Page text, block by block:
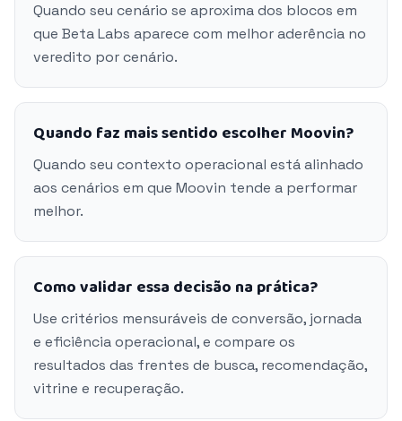
Quando seu cenário se aproxima dos blocos em
que Beta Labs aparece com melhor aderência no
veredito por cenário.
Quando faz mais sentido escolher Moovin?
Quando seu contexto operacional está alinhado
aos cenários em que Moovin tende a performar
melhor.
Como validar essa decisão na prática?
Use critérios mensuráveis de conversão, jornada
e eficiência operacional, e compare os
resultados das frentes de busca, recomendação,
vitrine e recuperação.